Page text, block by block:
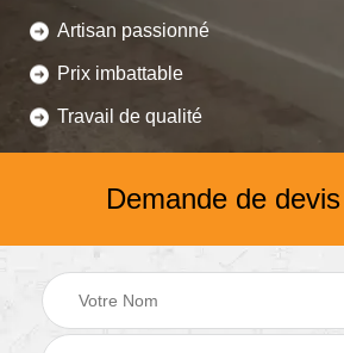
Artisan passionné
Prix imbattable
Travail de qualité
Demande de